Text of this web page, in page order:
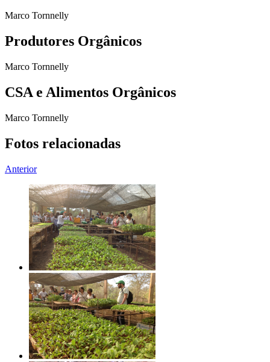
Marco Tornnelly
Produtores Orgânicos
Marco Tornnelly
CSA e Alimentos Orgânicos
Marco Tornnelly
Fotos relacionadas
Anterior